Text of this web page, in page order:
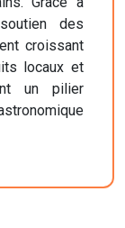
des
croissant
locaux et
un pilier